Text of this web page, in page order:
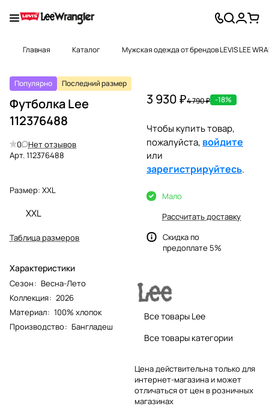
Главная Каталог Мужская одежда от брендов LEVIS LEE
Популярно Последний размер
Футболка Lee
112376488
0
Нет отзывов
Арт.112376488
Размер: XXL
XXL
Таблица размеров
Характеристики
Сезон: Весна-Лето
Коллекция: 2026
Материал: 100% хлопок
Производство: Бангладеш
3 930 ₽4 790 ₽ -18%
Чтобы купить товар,
пожалуйста, войдите
или
зарегистрируйтесь.
Мало
Рассчитать доставку
Скидка по
предоплате 5%
Все товары Lee
Все товары категории
Цена действительна только для
интернет-магазина и может
отличаться от цен в розничных
магазинах